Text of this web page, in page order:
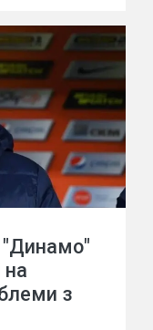
"Динамо"
на
з